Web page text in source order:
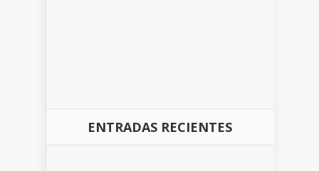
ENTRADAS RECIENTES